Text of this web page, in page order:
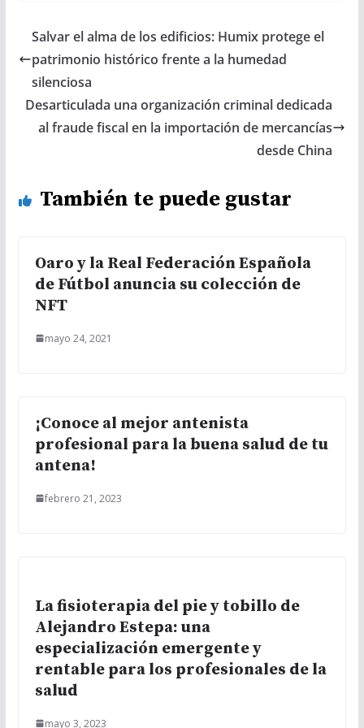
Salvar el alma de los edificios: Humix protege el
patrimonio histórico frente a la humedad
silenciosa
Desarticulada una organización criminal dedicada
al fraude fiscal en la importación de mercancías
desde China
También te puede gustar
Oaro y la Real Federación Española
de Fútbol anuncia su colección de
NFT
mayo 24, 2021
¡Conoce al mejor antenista
profesional para la buena salud de tu
antena!
febrero 21, 2023
La fisioterapia del pie y tobillo de
Alejandro Estepa: una
especialización emergente y
rentable para los profesionales de la
salud
mayo 3, 2023